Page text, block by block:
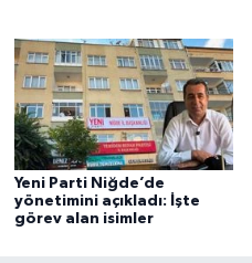
Yeni Parti Niğde’de
yönetimini açıkladı: İşte
görev alan isimler